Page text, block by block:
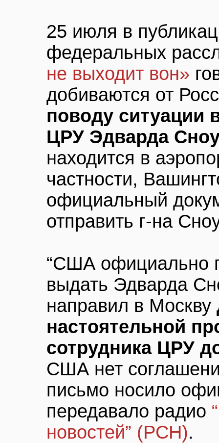
25 июля в
федеральных
не выходит вон»
добиваются от
поводу ситуации
ЦРУ Эдварда
находится в
частности,
официальный
отправить г-на
“США официально
выдать Эдварда
направил в Москву
настоятельной
сотрудника ЦРУ
США нет
письмо носило
передавало радио
новостей” (РСН).